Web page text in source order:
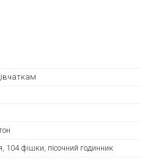
104 фішки, пісочний годинник